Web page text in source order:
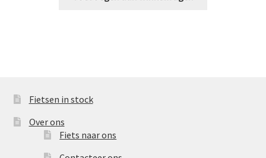
Fietsen in stock
Over ons
Fiets naar ons